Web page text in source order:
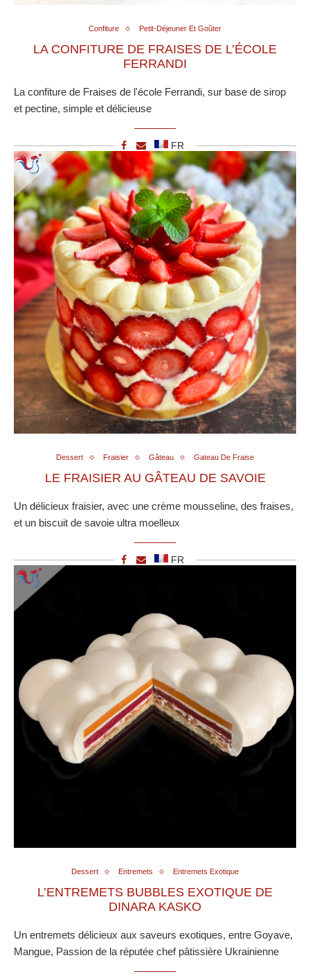
Confiture Petit-Déjeuner Et Goûter
LA CONFITURE DE FRAISES DE L’ÉCOLE
FERRANDI
La confiture de Fraises de l'école Ferrandi, sur base de sirop
et pectine, simple et délicieuse
FR
Dessert Fraisier Gâteau Gateau De Fraise
LE FRAISIER AU GÂTEAU DE SAVOIE
Un délicieux fraisier, avec une crème mousseline, des fraises,
et un biscuit de savoie ultra moelleux
FR
Dessert Entremets Entremets Exotique
L’ENTREMETS BUBBLES EXOTIQUE DE
DINARA KASKO
Un entremets délicieux aux saveurs exotiques, entre Goyave,
Mangue, Passion de la réputée chef pâtissière Ukrainienne